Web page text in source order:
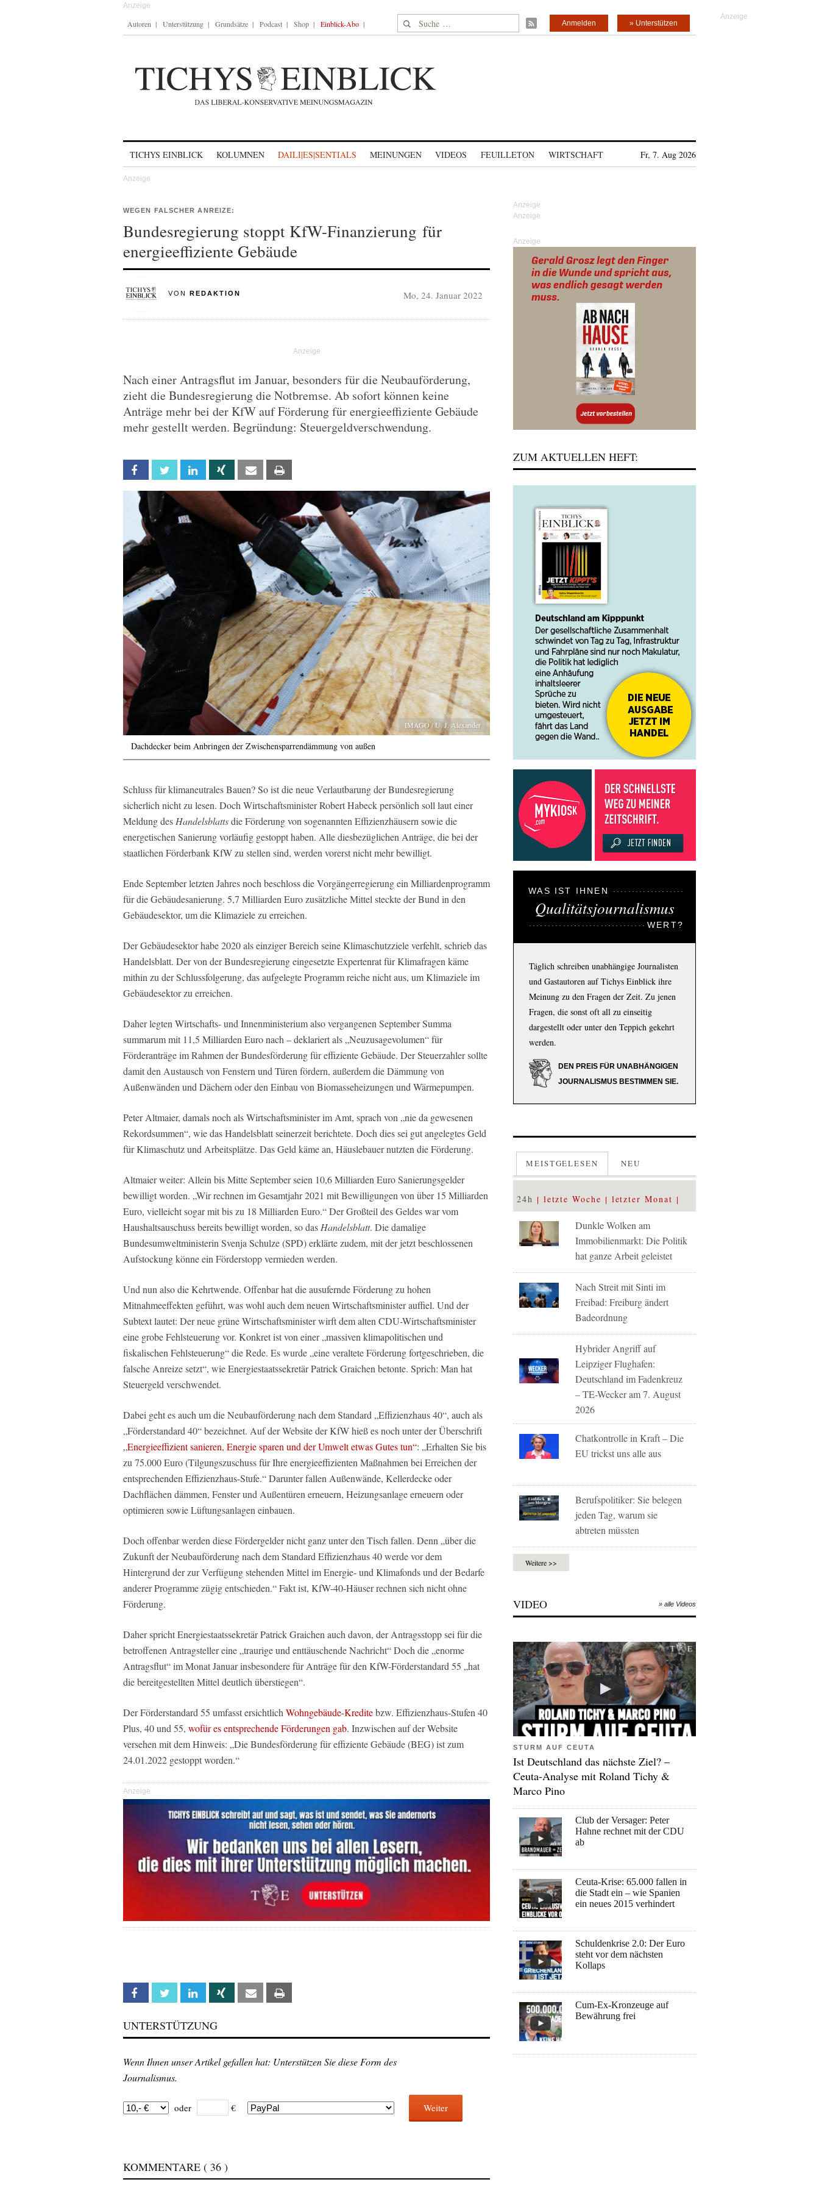
Autoren Unterstützung Grundsätze Podcast Shop Einblick-Abo Suche nach: » Unterstützen
Anmelden
TICHYS EINBLICK KOLUMNEN DAILI|ES|SENTIALS MEINUNGEN VIDEOS FEUILLETON WIRTSCHAFT Fr, 7. Aug 2026
WEGEN FALSCHER ANREIZE:
Bundesregierung stoppt KfW-Finanzierung für
energieeffiziente Gebäude
VON REDAKTION Mo, 24. Januar 2022
Nach einer Antragsflut im Januar, besonders für die Neubauförderung,
zieht die Bundesregierung die Notbremse. Ab sofort können keine
Anträge mehr bei der KfW auf Förderung für energieeffiziente Gebäude
mehr gestellt werden. Begründung: Steuergeldverschwendung.
Facebook Twitter Linkedin Xing Email
IMAGO / U. J. Alexander
Dachdecker beim Anbringen der Zwischensparrendämmung von außen
Schluss für klimaneutrales Bauen? So ist die neue Verlautbarung der Bundesregierung
sicherlich nicht zu lesen. Doch Wirtschaftsminister Robert Habeck persönlich soll laut einer
Meldung des Handelsblattsdie Förderung von sogenannten Effizienzhäusern sowie die
energetischen Sanierung vorläufig gestoppt haben. Alle diesbezüglichen Anträge, die bei der
staatlichen Förderbank KfW zu stellen sind, werden vorerst nicht mehr bewilligt.
Ende September letzten Jahres noch beschloss die Vorgängerregierung ein Milliardenprogramm
für die Gebäudesanierung. 5,7 Milliarden Euro zusätzliche Mittel steckte der Bund in den
Gebäudesektor, um die Klimaziele zu erreichen.
Der Gebäudesektor habe 2020 als einziger Bereich seine Klimaschutzziele verfehlt, schrieb das
Handelsblatt. Der von der Bundesregierung eingesetzte Expertenrat für Klimafragen käme
mithin zu der Schlussfolgerung, das aufgelegte Programm reiche nicht aus, um Klimaziele im
Gebäudesektor zu erreichen.
Daher legten Wirtschafts- und Innenministerium also vergangenen September Summa
summarum mit 11,5 Milliarden Euro nach – deklariert als „Neuzusagevolumen“ für
Förderanträge im Rahmen der Bundesförderung für effiziente Gebäude. Der Steuerzahler sollte
damit den Austausch von Fenstern und Türen fördern, außerdem die Dämmung von
Außenwänden und Dächern oder den Einbau von Biomasseheizungen und Wärmepumpen.
Peter Altmaier, damals noch als Wirtschaftsminister im Amt, sprach von „nie da gewesenen
Rekordsummen“, wie dasHandelsblattseinerzeit berichtete. Doch dies sei gut angelegtes Geld
für Klimaschutz und Arbeitsplätze. Das Geld käme an, Häuslebauer nutzten die Förderung.
Altmaier weiter: Allein bis Mitte September seien 10,6 Milliarden Euro Sanierungsgelder
bewilligt worden. „Wir rechnen im Gesamtjahr 2021 mit Bewilligungen von über 15 Milliarden
Euro, vielleicht sogar mit bis zu 18 Milliarden Euro.“ Der Großteil des Geldes war vom
Haushaltsauschuss bereits bewilligt worden, so das Handelsblatt. Die damalige
Bundesumweltministerin Svenja Schulze (SPD) erklärte zudem, mit der jetzt beschlossenen
Aufstockung könne ein Förderstopp vermieden werden.
Und nun also die Kehrtwende. Offenbar hat die ausufernde Förderung zu hohen
Mitnahmeeffekten geführt, was wohl auch dem neuen Wirtschaftsminister auffiel. Und der
Subtext lautet: Der neue grüne Wirtschaftsminister wirft dem alten CDU-Wirtschaftsminister
eine grobe Fehlsteuerung vor. Konkret ist von einer „massiven klimapolitischen und
fiskalischen Fehlsteuerung“ die Rede. Es wurde „eine veraltete Förderung fortgeschrieben, die
falsche Anreize setzt“, wie Energiestaatssekretär Patrick Graichen betonte. Sprich: Man hat
Steuergeld verschwendet.
Dabei geht es auch um die Neubauförderung nach dem Standard „Effizienzhaus 40“, auch als
„Förderstandard 40“ bezeichnet. Auf der Website der KfW hieß es noch unter der Überschrift
„Energieeffizient sanieren, Energie sparen und der Umwelt etwas Gutes tun“: „Erhalten Sie bis
zu 75.000 Euro (Tilgungszuschuss für Ihre energieeffizienten Maßnahmen bei Erreichen der
entsprechenden Effizienzhaus-Stufe.“ Darunter fallen Außenwände, Kellerdecke oder
Dachflächen dämmen, Fenster und Außentüren erneuern, Heizungsanlage erneuern oder
optimieren sowie Lüftungsanlagen einbauen.
Doch offenbar werden diese Fördergelder nicht ganz unter den Tisch fallen. Denn „über die
Zukunft der Neubauförderung nach dem Standard Effizienzhaus 40 werde vor dem
Hintergrund der zur Verfügung stehenden Mittel im Energie- und Klimafonds und der Bedarfe
anderer Programme zügig entschieden.“ Fakt ist, KfW-40-Häuser rechnen sich nicht ohne
Förderung.
Daher spricht Energiestaatssekretär Patrick Graichen auch davon, der Antragsstopp sei für die
betroffenen Antragsteller eine „traurige und enttäuschende Nachricht“ Doch die „enorme
Antragsflut“ im Monat Januar insbesondere für Anträge für den KfW-Förderstandard 55 „hat
die bereitgestellten Mittel deutlich überstiegen“.
Der Förderstandard 55 umfasst ersichtlich Wohngebäude-Kreditebzw. Effizienzhaus-Stufen 40
Plus, 40 und 55, wofür es entsprechende Förderungen gab. Inzwischen auf der Website
versehen mit dem Hinweis: „Die Bundes­förderung für effiziente Gebäude (BEG) ist zum
24.01.2022 gestoppt worden.“
Anzeige
Facebook Twitter Linkedin Xing Email
UNTERSTÜTZUNG
Wenn Ihnen unser Artikel gefallen hat: Unterstützen Sie diese Form des
Journalismus.
oder € Weiter
KOMMENTARE ( 36 )
Anzeige
ZUM AKTUELLEN HEFT:
WAS IST IHNEN
Qualitätsjournalismus
WERT?
Täglich schreiben unabhängige Journalisten
und Gastautoren auf Tichys Einblick ihre
Meinung zu den Fragen der Zeit. Zu jenen
Fragen, die sonst oft all zu einseitig
dargestellt oder unter den Teppich gekehrt
werden.
DEN PREIS FÜR UNABHÄNGIGEN
JOURNALISMUS BESTIMMEN SIE.
MEISTGELESEN NEU
24h letzte Woche letzter Monat
Dunkle Wolken am
Immobilienmarkt: Die Politik
hat ganze Arbeit geleistet
Nach Streit mit Sinti im
Freibad: Freiburg ändert
Badeordnung
Hybrider Angriff auf
Leipziger Flughafen:
Deutschland im Fadenkreuz
– TE-Wecker am 7. August
2026
Chatkontrolle in Kraft – Die
EU trickst uns alle aus
Berufspolitiker: Sie belegen
jeden Tag, warum sie
abtreten müssten
Weitere >>
VIDEO » alle Videos
STURM AUF CEUTA
Ist Deutschland das nächste Ziel? –
Ceuta-Analyse mit Roland Tichy &
Marco Pino
Club der Versager: Peter
Hahne rechnet mit der CDU
ab
Ceuta-Krise: 65.000 fallen in
die Stadt ein – wie Spanien
ein neues 2015 verhindert
Schuldenkrise 2.0: Der Euro
steht vor dem nächsten
Kollaps
Cum-Ex-Kronzeuge auf
Bewährung frei